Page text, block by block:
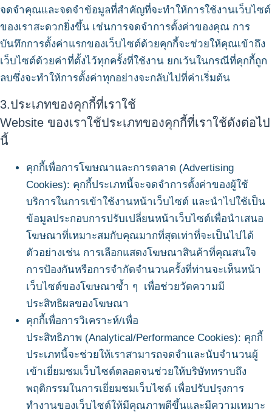
จดจำคุณและจดจำข้อมูลที่สำคัญที่จะทำให้การใช้งานเว็บไซต์
ของเราสะดวกยิ่งขึ้น เช่นการจดจำการตั้งค่าของคุณ การ
บันทึกการตั้งค่าแรกของเว็บไซต์ด้วยคุกกี้จะช่วยให้คุณเข้าถึง
เว็บไซต์ด้วยค่าที่ตั้งไว้ทุกครั้งที่ใช้งาน ยกเว้นในกรณีที่คุกกี้ถูก
ลบซึ่งจะทำให้การตั้งค่าทุกอย่างจะกลับไปที่ค่าเริ่มต้น
3.ประเภทของคุกกี้ที่เราใช้
Website ของเราใช้ประเภทของคุกกี้ที่เราใช้ดังต่อไป
นี้
คุกกี้เพื่อการโฆษณาและการตลาด (Advertising
Cookies): คุกกี้ประเภทนี้จะจดจำการตั้งค่าของผู้ใช้
บริการในการเข้าใช้งานหน้าเว็บไซต์ และนำไปใช้เป็น
ข้อมูลประกอบการปรับเปลี่ยนหน้าเว็บไซต์เพื่อนำเสนอ
โฆษณาที่เหมาะสมกับคุณมากที่สุดเท่าที่จะเป็นไปได้
ตัวอย่างเช่น การเลือกแสดงโฆษณาสินค้าที่คุณสนใจ
การป้องกันหรือการจำกัดจำนวนครั้งที่ท่านจะเห็นหน้า
เว็บไซต์ของโฆษณาซ้ำ ๆ เพื่อช่วยวัดความมี
ประสิทธิผลของโฆษณา
คุกกี้เพื่อการวิเคราะห์/เพื่อ
ประสิทธิภาพ (Analytical/Performance Cookies): คุกกี้
ประเภทนี้จะช่วยให้เราสามารถจดจำและนับจำนวนผู้
เข้าเยี่ยมชมเว็บไซต์ตลอดจนช่วยให้บริษัททราบถึง
พฤติกรรมในการเยี่ยมชมเว็บไซต์ เพื่อปรับปรุงการ
ทำงานของเว็บไซต์ให้มีคุณภาพดีขึ้นและมีความเหมาะ